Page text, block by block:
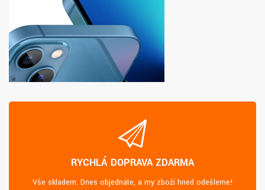
RYCHLÁ DOPRAVA ZDARMA
Vše skladem. Dnes objednáte, a my zboží hned odešleme!